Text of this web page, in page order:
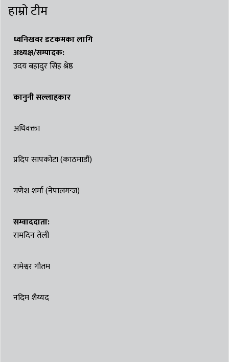
हाम्रो टीम
ध्वनिखवर डटकमका लागि
अध्यक्ष/सम्पादक:
उदय बहादुर सिंह श्रेष्ठ
कानुनी सल्लाहकार
अधिवक्ता
प्रदिप सापकोटा (काठमाडौं)
गणेश शर्मा (नेपालगन्ज)
सम्वाददाता:
रामदिन तेली
रामेश्वर गौतम
नदिम शैय्यद